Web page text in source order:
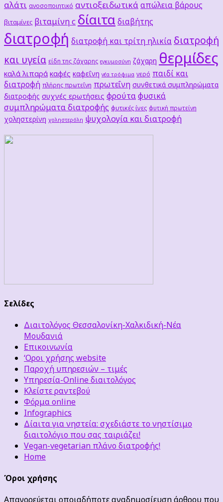
αλάτι ανοσοποιητικό αντιοξειδωτικά απώλεια βάρους
βιταμίνες βιταμίνη c δίαιτα διαβήτης
διατροφή διατροφή και τρίτη ηλικία διατροφή
και υγεία είδη της ζάχαρης εγκυμοσύνη ζάχαρη θερμίδες
καλά λιπαρά καφές καφεΐνη νέα τρόφιμα νερό παιδί και
διατροφή πλήρης πρωτεΐνη πρωτεΐνη συνθετικά συμπληρώματα
διατροφής συχνές ερωτήσεις φρούταφυσικά
συμπληρώματα διατροφής φυτικές ίνες φυτική πρωτείνη
χοληστερίνη χοληστερόλη ψυχολογία και διατροφή
Σελίδες
Διαιτολόγος Θεσσαλονίκη-Χαλκιδική-Νέα
Μουδανιά
Επικοινωνία
‘Οροι χρήσης website
Παροχή υπηρεσιών – τιμές
Υπηρεσία-Online διαιτολόγος
Κλείστε ραντεβού
Φόρμα online
Infographics
Δίαιτα για νηστεία: σχεδιάστε το νηστίσιμο
διαιτολόγιο που σας ταιριάζει!
Vegan-vegetarian πλάνο διατροφής!
Home
Όροι χρήσης
Απαγορεύεται οποιαδήποτε αναδημοσίευση άρθρου που